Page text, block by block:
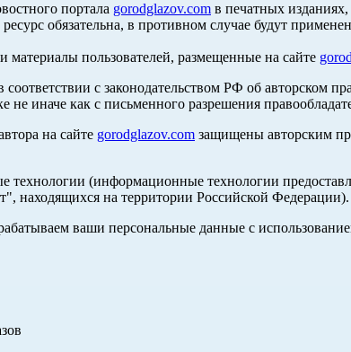
портала gorodglazov.com в печатных
обязательна, в противном случае будут
материалы пользователей, размещенные на сайте
с законодательством РФ об
иначе как с письменного разрешения
на сайте gorodglazov.com защищены авторским
(информационные технологии
находящихся на территории Российской Федерации).
ваши персональные данные с